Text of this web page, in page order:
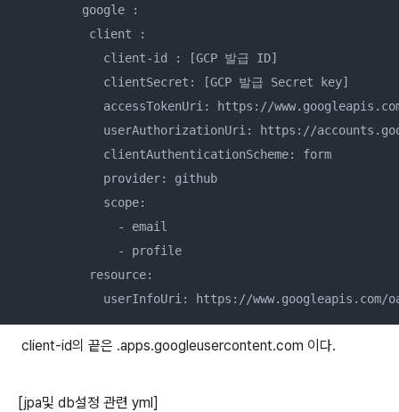
         google :
          client :
            client-id : [GCP 발급 ID]
            clientSecret: [GCP 발급 Secret key]
accessTokenUri: https://
userAuthorizationUri: https://
            clientAuthenticationScheme: form
            provider: github
            scope:
              - email
              - profile
          resource:
client-id의 끝은 .apps.googleusercontent.com 이다.
[jpa및 db설정 관련 yml]